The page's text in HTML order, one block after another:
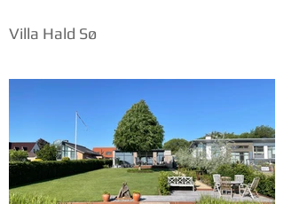
Villa Hald Sø